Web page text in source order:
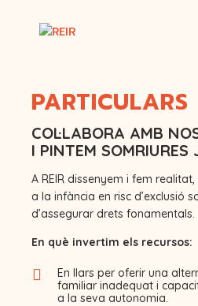
PARTICULARS
COL·LABORA AMB
I PINTEM SOMRIURES
A REIR dissenyem i fem
a la infància en risc d’exclusió
d’assegurar drets fonamentals.
En què invertim els recursos:

En llars per oferir una
familiar inadequat i
a la seva autonomia.